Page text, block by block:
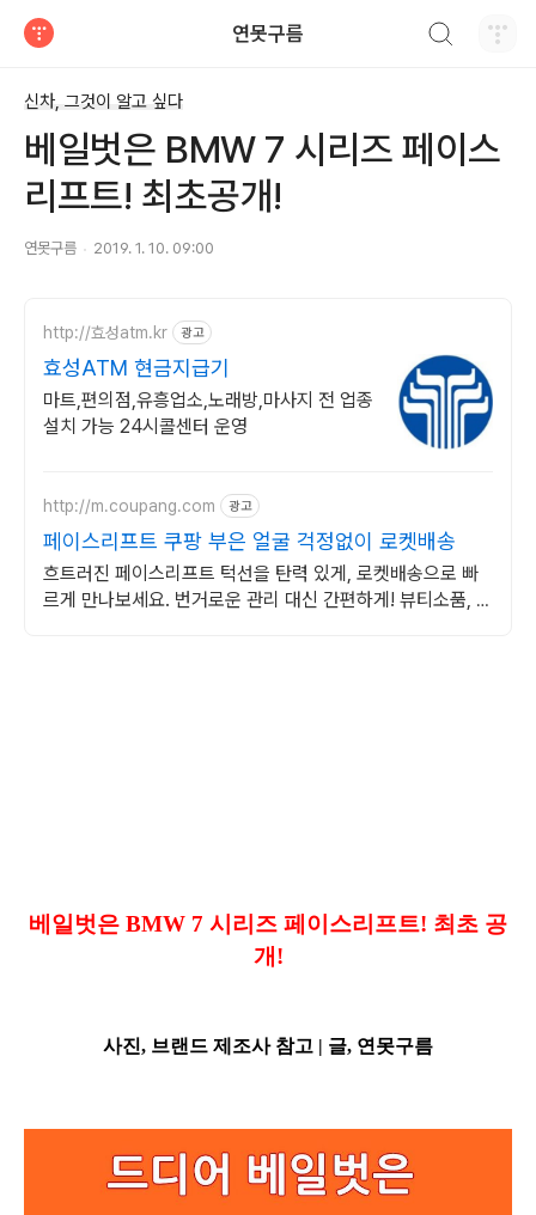
연못구름
신차, 그것이 알고 싶다
베일벗은 BMW 7 시리즈 페이스
리프트! 최초공개!
연못구름 2019. 1. 10. 09:00
http://효성atm.kr 광고
효성ATM 현금지급기
마트,편의점,유흥업소,노래방,마사지 전 업종
설치 가능 24시콜센터 운영
http://m.coupang.com 광고
페이스리프트 쿠팡 부은 얼굴 걱정없이 로켓배송
흐트러진 페이스리프트 턱선을 탄력 있게, 로켓배송으로 빠
르게 만나보세요. 번거로운 관리 대신 간편하게! 뷰티소품, 쿠
베일벗은 BMW 7 시리즈 페이스리프트! 최초 공
개!
사진, 브랜드 제조사 참고 | 글, 연못구름